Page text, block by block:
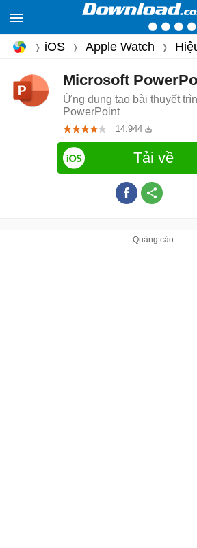
iOS Apple Watch
Microsoft
Ứng dụng tạo bài thuyết
PowerPoint
14.944
Tải về